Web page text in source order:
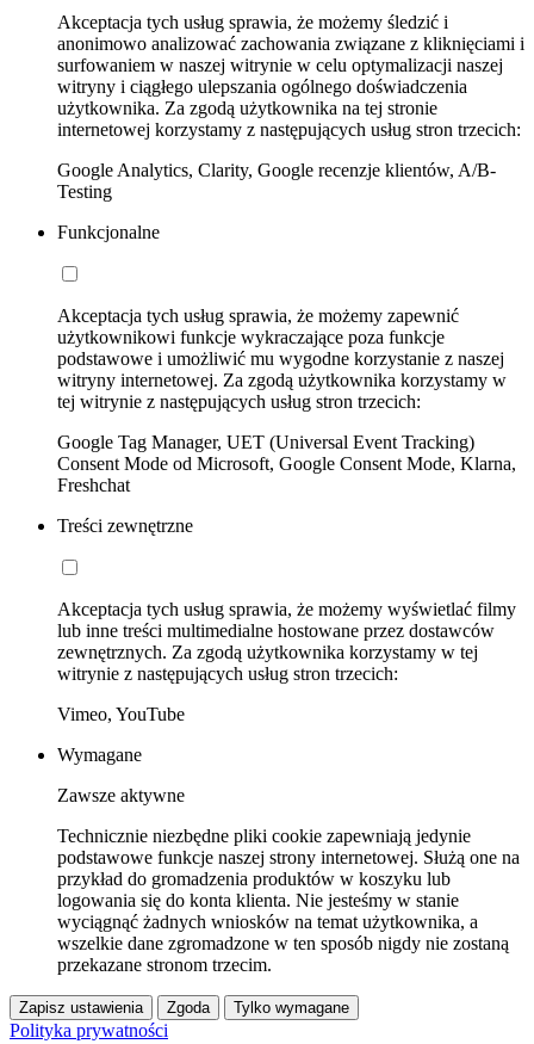
Akceptacja tych usług sprawia, że możemy śledzić i
anonimowo analizować zachowania związane z kliknięciami i
surfowaniem w naszej witrynie w celu optymalizacji naszej
witryny i ciągłego ulepszania ogólnego doświadczenia
użytkownika. Za zgodą użytkownika na tej stronie
internetowej korzystamy z następujących usług stron trzecich:
Google Analytics, Clarity, Google recenzje klientów, A/B-
Testing
Funkcjonalne
Akceptacja tych usług sprawia, że możemy zapewnić
użytkownikowi funkcje wykraczające poza funkcje
podstawowe i umożliwić mu wygodne korzystanie z naszej
witryny internetowej. Za zgodą użytkownika korzystamy w
tej witrynie z następujących usług stron trzecich:
Google Tag Manager, UET (Universal Event Tracking)
Consent Mode od Microsoft, Google Consent Mode, Klarna,
Freshchat
Treści zewnętrzne
Akceptacja tych usług sprawia, że możemy wyświetlać filmy
lub inne treści multimedialne hostowane przez dostawców
zewnętrznych. Za zgodą użytkownika korzystamy w tej
witrynie z następujących usług stron trzecich:
Vimeo, YouTube
Wymagane
Zawsze aktywne
Technicznie niezbędne pliki cookie zapewniają jedynie
podstawowe funkcje naszej strony internetowej. Służą one na
przykład do gromadzenia produktów w koszyku lub
logowania się do konta klienta. Nie jesteśmy w stanie
wyciągnąć żadnych wniosków na temat użytkownika, a
wszelkie dane zgromadzone w ten sposób nigdy nie zostaną
przekazane stronom trzecim.
Zapisz ustawienia Zgoda Tylko wymagane
Polityka prywatności